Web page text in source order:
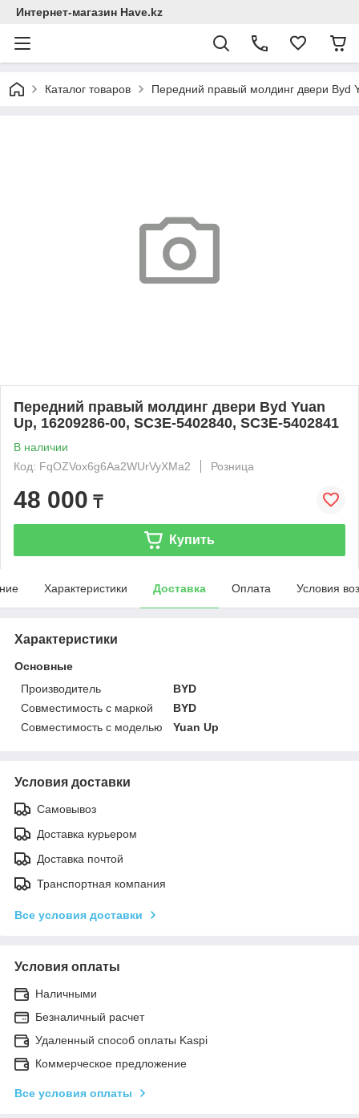
Интернет-магазин Have.kz
Каталог товаров Передний правый молдинг двери Byd
Передний правый молдинг двери Byd Yuan
Up, 16209286-00, SC3E-5402840, SC3E-5402841
В наличии
Код: FqOZVox6g6Aa2WUrVyXMa2
Розница
48 000 ₸
Купить
Характеристики Доставка Оплата Условия
Характеристики
Основные
Производитель
BYD
Совместимость с маркой
BYD
Совместимость с моделью
Yuan Up
Условия доставки
Самовывоз
Доставка курьером
Доставка почтой
Транспортная компания
Все условия доставки
Условия оплаты
Наличными
Безналичный расчет
Удаленный способ оплаты Kaspi
Коммерческое предложение
Все условия оплаты